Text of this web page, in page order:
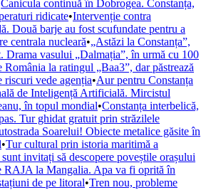
Canicula continuă în Dobrogea. Constanța,
ridicate•Intervenție contra
Două barje au fost scufundate pentru a
centrala nucleară•„Astăzi la Constanța”,
Drama vasului „Dalmația”, în urmă cu 100
România la ratingul „Baa3”, dar păstrează
riscuri vede agenția•Aur pentru Constanța
de Inteligență Artificială. Mircistul
în topul mondial•Constanța interbelică,
Tur ghidat gratuit prin străzilele
Soarelui! Obiecte metalice găsite în
•Tur cultural prin istoria maritimă a
invitați să descopere poveștile orașului
RAJA la Mangalia. Apa va fi oprită în
de pe litoral•Tren nou, probleme